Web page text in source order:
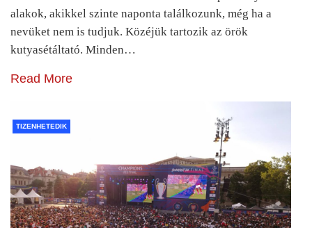
alakok, akikkel szinte naponta találkozunk, még ha a
nevüket nem is tudjuk. Közéjük tartozik az örök
kutyasétáltató. Minden…
Read More
TIZENHETEDIK